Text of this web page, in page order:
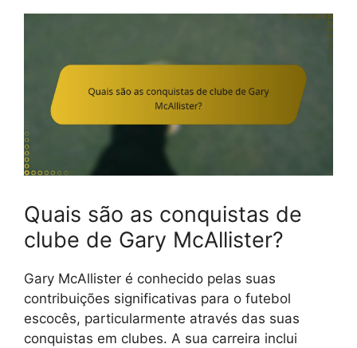
Quais são as conquistas de
clube de Gary McAllister?
Gary McAllister é conhecido pelas suas
contribuições significativas para o futebol
escocês, particularmente através das suas
conquistas em clubes. A sua carreira inclui